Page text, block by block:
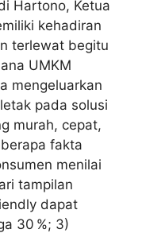
Hartono, Ketua
kehadiran
terlewat begitu
UMKM
mengeluarkan
pada solusi
murah, cepat,
fakta
menilai
tampilan
dapat
30 %; 3)